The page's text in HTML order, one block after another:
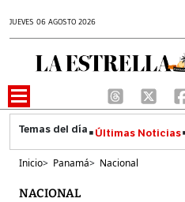
JUEVES 06 AGOSTO 2026
Últimas Noticias
Inicio> Panamá> Nacional
NACIONAL